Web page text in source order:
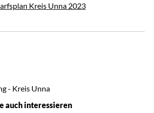
Kreis Unna 2023
- Kreis Unna
auch interessieren